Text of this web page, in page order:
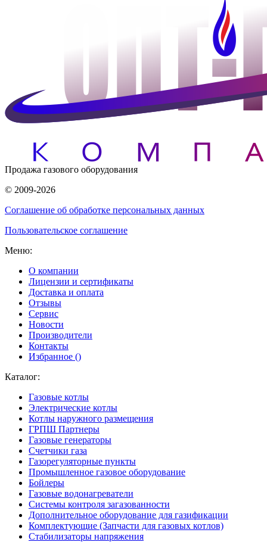
Продажа газового оборудования
© 2009-2026
Соглашение об обработке персональных данных
Пользовательское соглашение
Меню:
О компании
Лицензии и сертификаты
Доставка и оплата
Отзывы
Сервис
Новости
Производители
Контакты
Избранное ()
Каталог:
Газовые котлы
Электрические котлы
Котлы наружного размещения
ГРПШ Партнеры
Газовые генераторы
Счетчики газа
Газорегуляторные пункты
Промышленное газовое оборудование
Бойлеры
Газовые водонагреватели
Системы контроля загазованности
Дополнительное оборудование для газификации
Комплектующие (Запчасти для газовых котлов)
Стабилизаторы напряжения